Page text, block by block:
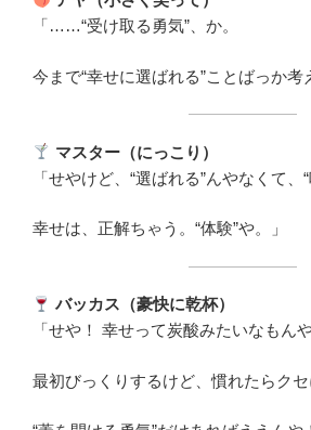
「……“受け取る勇気”、か。
今まで“幸せに選ばれる”ことばっか考
マスター（にっこり）
「せやけど、“選ばれる”んやなくて、
幸せは、正解ちゃう。“体験”や。」
バッカス（豪快に乾杯）
「せや！ 幸せって炭酸みたいなもんや
最初びっくりするけど、慣れたらクセ